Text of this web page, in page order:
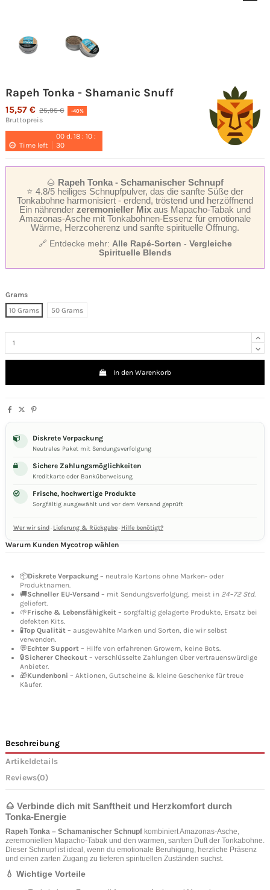
Rapeh Tonka - Shamanic Snuff
15,57 € 25,95 € -40%
Bruttopreis
Time left
00 d. 18 :10 :
30
🌰 Rapeh Tonka - Schamanischer Schnupf
⭐ 4.8/5 heiliges Schnupfpulver, das die sanfte Süße der
Tonkabohne harmonisiert - erdend, tröstend und herzöffnend
Ein nährender zeremonieller Mix aus Mapacho‑Tabak und
Amazonas‑Asche mit Tonkabohnen‑Essenz für emotionale
Wärme, Herzcoherenz und sanfte spirituelle Öffnung.
🔗 Entdecke mehr: Alle Rapé‑Sorten - Vergleiche
Spirituelle Blends
Grams
10 Grams
50 Grams
In den Warenkorb
Diskrete Verpackung
Neutrales Paket mit Sendungsverfolgung
Sichere Zahlungsmöglichkeiten
Kreditkarte oder Banküberweisung
Frische, hochwertige Produkte
Sorgfältig ausgewählt und vor dem Versand geprüft
Wer wir sind· Lieferung & Rückgabe· Hilfe benötigt?
Warum Kunden Mycotrop wählen
📦Diskrete Verpackung – neutrale Kartons ohne Marken- oder
Produktnamen.
🚚Schneller EU-Versand – mit Sendungsverfolgung, meist in 24–72 Std.
geliefert.
🌱Frische & Lebensfähigkeit – sorgfältig gelagerte Produkte, Ersatz bei
defekten Kits.
🧪Top Qualität – ausgewählte Marken und Sorten, die wir selbst
verwenden.
💬Echter Support – Hilfe von erfahrenen Growern, keine Bots.
🔒Sicherer Checkout – verschlüsselte Zahlungen über vertrauenswürdige
Anbieter.
🎁Kundenboni – Aktionen, Gutscheine & kleine Geschenke für treue
Käufer.
Beschreibung
Artikeldetails
Reviews(0)
🌰 Verbinde dich mit Sanftheit und Herzkomfort durch
Tonka‑Energie
Rapeh Tonka – Schamanischer Schnupf kombiniert Amazonas‑Asche,
zeremoniellen Mapacho‑Tabak und den warmen, sanften Duft der Tonkabohne.
Dieser Schnupf ist ideal, wenn du emotionale Beruhigung, herzliche Präsenz
und einen zarten Zugang zu tieferen spirituellen Zuständen suchst.
💧 Wichtige Vorteile